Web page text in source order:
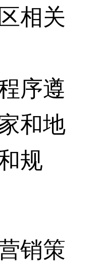
相关
序遵
和地
规
销策